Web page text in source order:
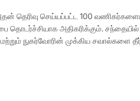
தெரிவு செய்யப்பட்ட 100
அதிகரிக்கும்.
நுகர்வோரின் முக்கிய சவால்களை